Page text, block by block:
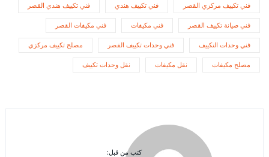
فني تكييف مركزي القصر فني تكييف هندي فني تكييف هندي القصر
فني صيانة تكييف القصر فني مكيفات فني مكيفات القصر
فني وحدات التكييف فني وحدات تكييف القصر مصلح تكييف مركزي
مصلح مكيفات نقل مكيفات نقل وحدات تكييف
كتب من قبل: